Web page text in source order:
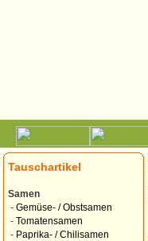
Tauschartikel
Samen
- Gemüse- / Obstsamen
- Tomatensamen
- Paprika- / Chilisamen